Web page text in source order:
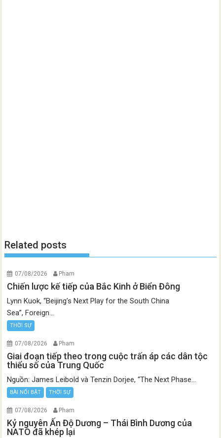
Related posts
07/08/2026 Pham
Chiến lược kế tiếp của Bắc Kinh ở Biển Đông
Lynn Kuok, “Beijing’s Next Play for the South China
Sea”, Foreign...
THỜI SỰ
07/08/2026 Pham
Giai đoạn tiếp theo trong cuộc trấn áp các dân tộc
thiểu số của Trung Quốc
Nguồn: James Leibold và Tenzin Dorjee, “The Next Phase...
BÀI NỔI BẬT THỜI SỰ
07/08/2026 Pham
Kỷ nguyên Ấn Độ Dương – Thái Bình Dương của
NATO đã khép lại